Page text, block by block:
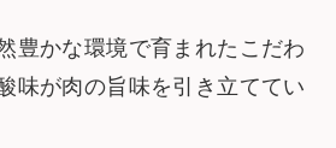
豊かな環境で育まれたこだわ
味が肉の旨味を引き立ててい